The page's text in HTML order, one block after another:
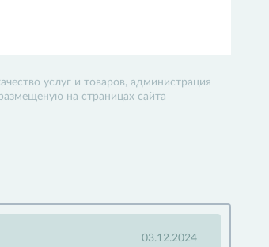
услуг и товаров, администрация
на страницах сайта
03.12.2024